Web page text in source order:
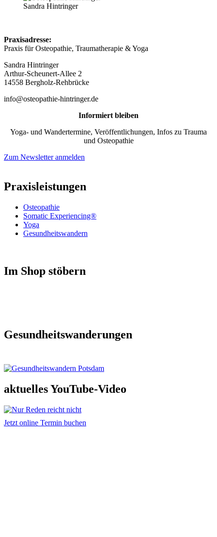
Sandra Hintringer
Praxisadresse:
Praxis für Osteopathie, Traumatherapie & Yoga
Sandra Hintringer
Arthur-Scheunert-Allee 2
14558 Bergholz-Rehbrücke
info@osteopathie-hintringer.de
Informiert bleiben
Yoga- und Wandertermine, Veröffentlichungen, Infos zu Trauma
und Osteopathie
Zum Newsletter anmelden
Praxisleistungen
Osteopathie
Somatic Experiencing®
Yoga
Gesundheitswandern
Im Shop stöbern
Gesundheitswanderungen
aktuelles YouTube-Video
Jetzt online Termin buchen